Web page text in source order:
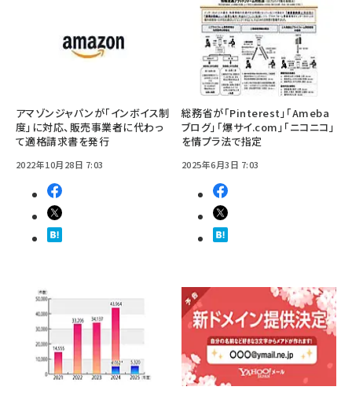
アマゾンジャパンが「インボイス制
度」に対応、販売事業者に代わっ
て適格請求書を発行
2022年10月28日 7:03
総務省が「Pinterest」「Ameba
ブログ」「爆サイ.com」「ニコニコ」
を情プラ法で指定
2025年6月3日 7:03